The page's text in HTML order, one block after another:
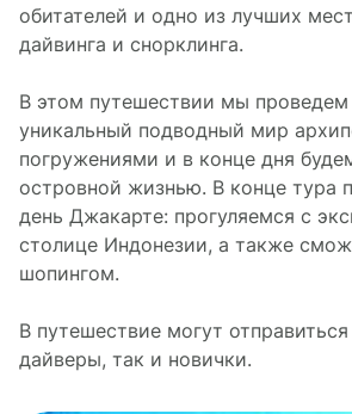
обитателей и одно из лучших
дайвинга и снорклинга.
В этом путешествии мы проведем
уникальный подводный мир
погружениями и в конце дня
островной жизнью. В конце тура
день Джакарте: прогуляемся с
столице Индонезии, а также
шопингом.
В путешествие могут
дайверы, так и новички.